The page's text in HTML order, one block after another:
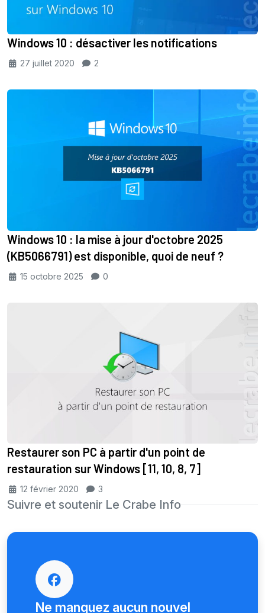
Windows 10 : désactiver les notifications
27 juillet 2020 2
Windows 10 : la mise à jour d'octobre 2025
(KB5066791) est disponible, quoi de neuf ?
15 octobre 2025 0
Restaurer son PC à partir d'un point de
restauration sur Windows [11, 10, 8, 7]
12 février 2020 3
Suivre et soutenir Le Crabe Info
Ne manquez aucun nouvel